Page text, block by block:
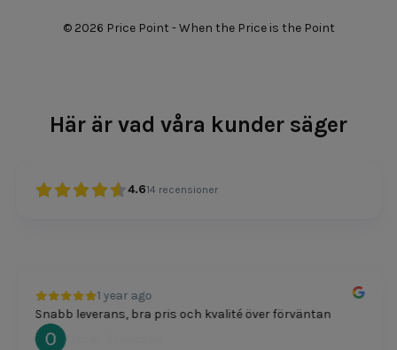
© 2026 Price Point - When the Price is the Point
Här är vad våra kunder säger
4.614 recensioner
1 year ago
Snabb leverans, bra pris och kvalité över förväntan
Oscar Svensson